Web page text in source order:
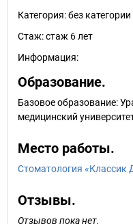
Категория:без категории
Стаж:стаж 6 лет
Информация:
Образование.
Базовое образование:
медицинский
Место работы.
Стоматология «Классик
Отзывы.
Отзывов пока нет.